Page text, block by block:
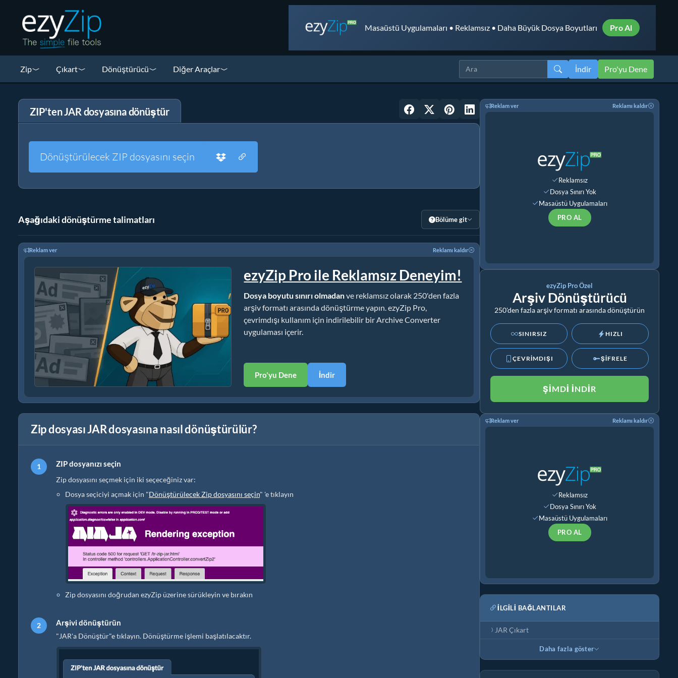
Masaüstü Uygulamaları • Reklamsız • Daha Büyük Dosya Boyutları Pro Al
Zip Çıkart Dönüştürücü Diğer Araçlar İndir Pro'yu Dene
ZIP'ten JAR dosyasına dönüştür
Dönüştürülecek ZIP dosyasını seçin
Aşağıdaki dönüştürme talimatları Bölüme git
Reklam ver Reklamı kaldır
ezyZip Pro ile Reklamsız Deneyim!
Dosya boyutu sınırı olmadanve reklamsız olarak 250'den fazla
arşiv formatı arasında dönüştürme yapın. ezyZip Pro,
çevrimdışı kullanım için indirilebilir bir Archive Converter
uygulaması içerir.
Pro'yu Dene İndir
Zip dosyası JAR dosyasına nasıl dönüştürülür?
ZIP dosyanızı seçin
Zip dosyasını seçmek için iki seçeceğiniz var:
Dosya seçiciyi açmak için "Dönüştürülecek Zip dosyasını seçin" 'e tıklayın
Zip dosyasını doğrudan ezyZip üzerine sürükleyin ve bırakın
Arşivi dönüştürün
"JAR'a Dönüştür"e tıklayın. Dönüştürme işlemi başlatılacaktır.
Reklam ver Reklamı kaldır
Reklamsız
Dosya Sınırı Yok
Masaüstü Uygulamaları
PRO AL
ezyZip Pro Özel
Arşiv Dönüştürücü
250'den fazla arşiv formatı arasında dönüştürün
SINIRSIZ HIZLI
ÇEVRİMDIŞI ŞİFRELE
ŞIMDI İNDIR
Reklam ver Reklamı kaldır
Reklamsız
Dosya Sınırı Yok
Masaüstü Uygulamaları
PRO AL
İLGILI BAĞLANTILAR
JAR Çıkart
Daha fazla göster